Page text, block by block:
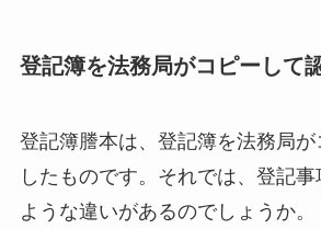
登記簿を法務局がコピーして
登記簿謄本は、登記簿を法務局
したものです。それでは、登記
ような違いがあるのでしょうか。